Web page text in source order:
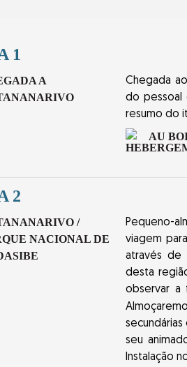
1
A
Chegada
do pessoal
resumo do
AU
2
/
NACIONAL DE
Pequeno-
viagem
através de
desta
observar a
seu
Instalação